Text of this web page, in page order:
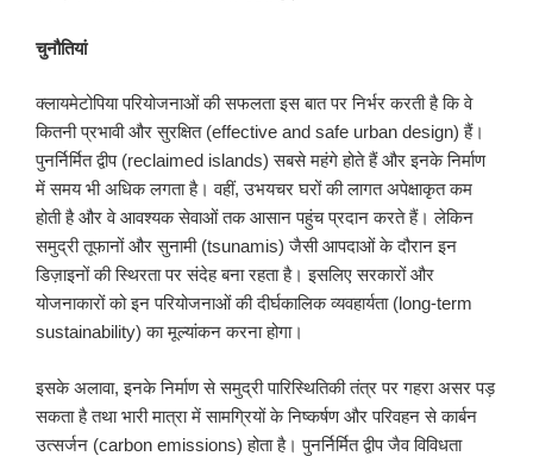
चुनौतियां
क्लायमेटोपिया परियोजनाओं की सफलता इस बात पर निर्भर करती है कि वे
कितनी प्रभावी और सुरक्षित (effective and safe urban design) हैं।
पुनर्निर्मित द्वीप (reclaimed islands) सबसे महंगे होते हैं और इनके निर्माण
में समय भी अधिक लगता है। वहीं, उभयचर घरों की लागत अपेक्षाकृत कम
होती है और वे आवश्यक सेवाओं तक आसान पहुंच प्रदान करते हैं। लेकिन
समुद्री तूफानों और सुनामी (tsunamis) जैसी आपदाओं के दौरान इन
डिज़ाइनों की स्थिरता पर संदेह बना रहता है। इसलिए सरकारों और
योजनाकारों को इन परियोजनाओं की दीर्घकालिक व्यवहार्यता (long-term
sustainability) का मूल्यांकन करना होगा।
इसके अलावा, इनके निर्माण से समुद्री पारिस्थितिकी तंत्र पर गहरा असर पड़
सकता है तथा भारी मात्रा में सामग्रियों के निष्कर्षण और परिवहन से कार्बन
उत्सर्जन (carbon emissions) होता है। पुनर्निर्मित द्वीप जैव विविधता